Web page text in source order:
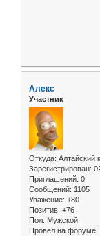
Алекс
Участник
Откуда: Алтайский
Зарегистрирован:
Приглашений: 0
Сообщений: 1105
Уважение: +80
Позитив: +76
Пол: Мужской
Провел на форуме: